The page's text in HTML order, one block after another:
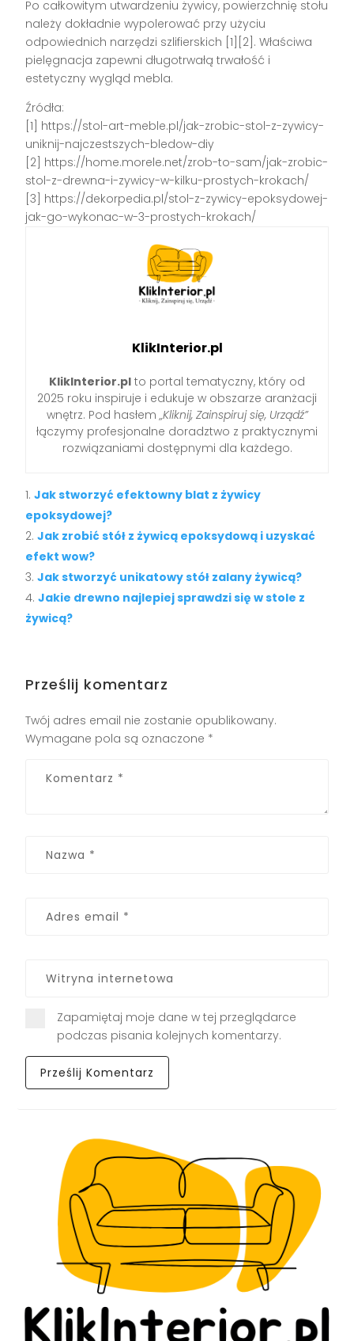
Po całkowitym utwardzeniu żywicy, powierzchnię stołu
należy dokładnie wypolerować przy użyciu
odpowiednich narzędzi szlifierskich [1][2]. Właściwa
pielęgnacja zapewni długotrwałą trwałość i
estetyczny wygląd mebla.
Źródła:
[1] https://stol-art-meble.pl/jak-zrobic-stol-z-zywicy-
uniknij-najczestszych-bledow-diy
[2] https://home.morele.net/zrob-to-sam/jak-zrobic-
stol-z-drewna-i-zywicy-w-kilku-prostych-krokach/
[3] https://dekorpedia.pl/stol-z-zywicy-epoksydowej-
jak-go-wykonac-w-3-prostych-krokach/
KlikInterior.pl
KlikInterior.pl to portal tematyczny, który od
2025 roku inspiruje i edukuje w obszarze aranżacji
wnętrz. Pod hasłem „Kliknij, Zainspiruj się, Urządź”
łączymy profesjonalne doradztwo z praktycznymi
rozwiązaniami dostępnymi dla każdego.
Jak stworzyć efektowny blat z żywicy
epoksydowej?
Jak zrobić stół z żywicą epoksydową i uzyskać
efekt wow?
Jak stworzyć unikatowy stół zalany żywicą?
Jakie drewno najlepiej sprawdzi się w stole z
żywicą?
Prześlij komentarz
Twój adres email nie zostanie opublikowany.
Wymagane pola są oznaczone *
Zapamiętaj moje dane w tej przeglądarce
podczas pisania kolejnych komentarzy.